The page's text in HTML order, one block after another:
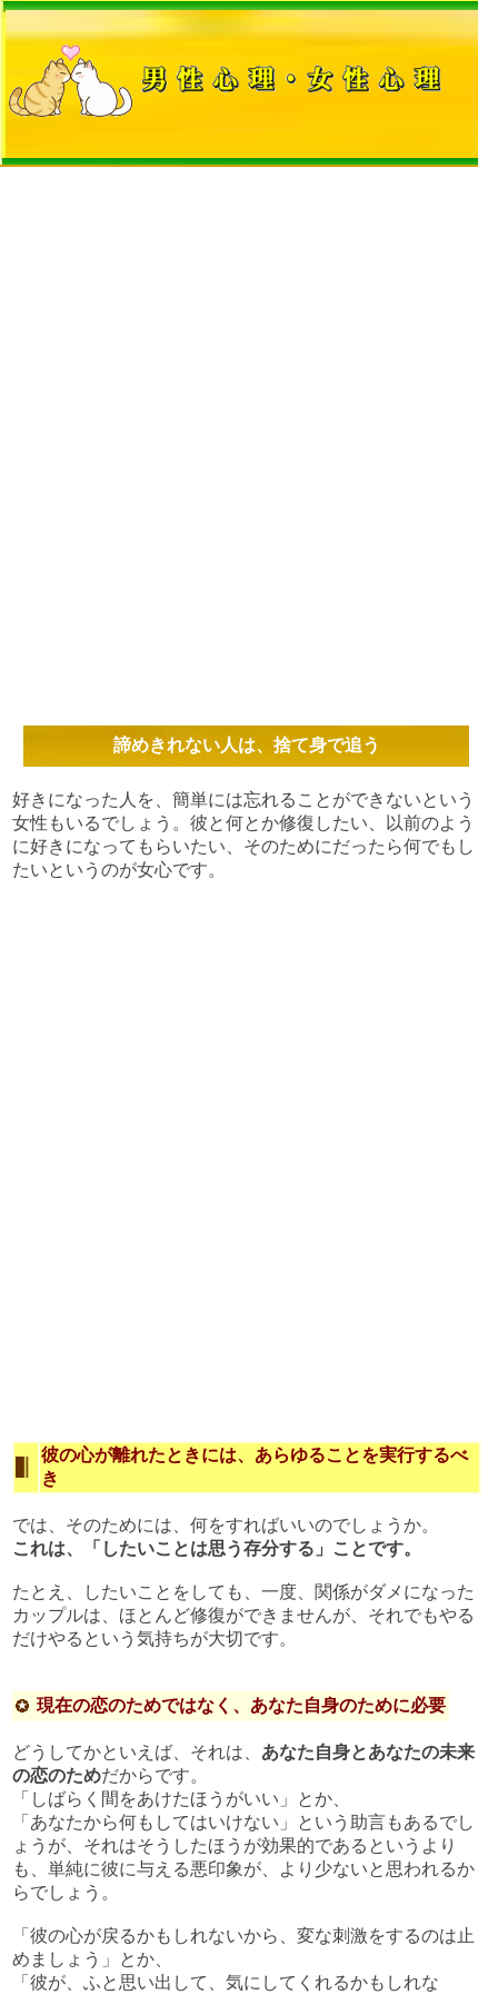
諦めきれない人は、捨て身で追う
好きになった人を、簡単には忘れることができないという
女性もいるでしょう。彼と何とか修復したい、以前のよう
に好きになってもらいたい、そのためにだったら何でもし
たいというのが女心です。
彼の心が離れたときには、あらゆることを実行するべ
き
では、そのためには、何をすればいいのでしょうか。
これは、「したいことは思う存分する」ことです。
たとえ、したいことをしても、一度、関係がダメになった
カップルは、ほとんど修復ができませんが、それでもやる
だけやるという気持ちが大切です。
現在の恋のためではなく、あなた自身のために必要
どうしてかといえば、それは、 あなた自身とあなたの未来
の恋のためだからです。
「しばらく間をあけたほうがいい」とか、
「あなたから何もしてはいけない」という助言もあるでし
ょうが、それはそうしたほうが効果的であるというより
も、単純に彼に与える悪印象が、より少ないと思われるか
らでしょう。
「彼の心が戻るかもしれないから、変な刺激をするのは止
めましょう」とか、
「彼が、ふと思い出して、気にしてくれるかもしれな